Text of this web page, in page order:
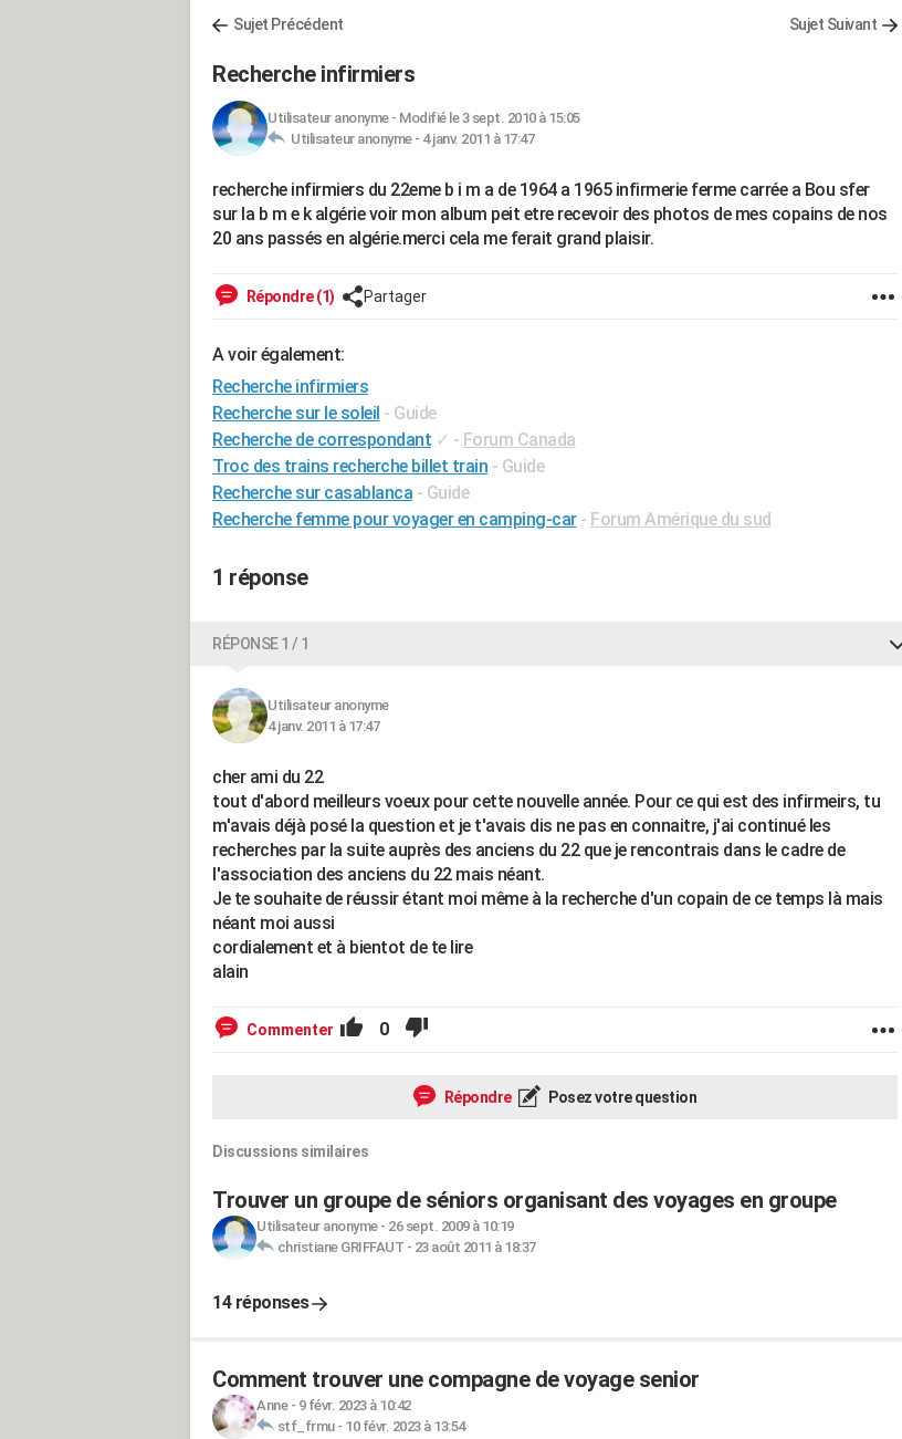
Sujet Précédent Sujet Suivant
Recherche infirmiers
Utilisateur anonyme- Modifié le 3 sept. 2010 à 15:05
Utilisateur anonyme - 4 janv. 2011 à 17:47
recherche infirmiers du 22eme b i m a de 1964 a 1965 infirmerie ferme carrée a Bou sfer
sur la b m e k algérie voir mon album peit etre recevoir des photos de mes copains de nos
20 ans passés en algérie.merci cela me ferait grand plaisir.
Répondre (1) Partager
A voir également:
Recherche infirmiers
Recherche sur le soleil - Guide
Recherche de correspondant ✓ - Forum Canada
Troc des trains recherche billet train - Guide
Recherche sur casablanca - Guide
Recherche femme pour voyager en camping-car - Forum Amérique du sud
1 réponse
RÉPONSE 1 / 1
Utilisateur anonyme
4 janv. 2011 à 17:47
cher ami du 22
tout d'abord meilleurs voeux pour cette nouvelle année. Pour ce qui est des infirmeirs, tu
m'avais déjà posé la question et je t'avais dis ne pas en connaitre, j'ai continué les
recherches par la suite auprès des anciens du 22 que je rencontrais dans le cadre de
l'association des anciens du 22 mais néant.
Je te souhaite de réussir étant moi même à la recherche d'un copain de ce temps là mais
néant moi aussi
cordialement et à bientot de te lire
alain
Commenter 0
Répondre Posez votre question
Discussions similaires
Trouver un groupe de séniors organisant des voyages en groupe
Utilisateur anonyme- 26 sept. 2009 à 10:19
christiane GRIFFAUT - 23 août 2011 à 18:37
14 réponses
Comment trouver une compagne de voyage senior
Anne- 9 févr. 2023 à 10:42
stf_frmu- 10 févr. 2023 à 13:54